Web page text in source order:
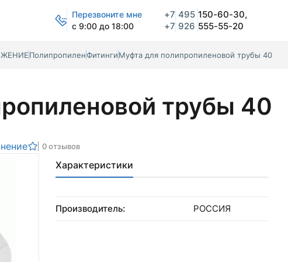
Перезвоните мне
с 9:00 до 18:00
+7 495 150-60-30,
+7 926 555-55-20
ПолипропиленФитингиМуфта для полипропиленовой трубы 40
трубы 40
0 отзывов
Характеристики
Производитель: РОССИЯ